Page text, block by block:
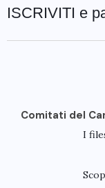
ISCRIVITI e
Comitati del
I